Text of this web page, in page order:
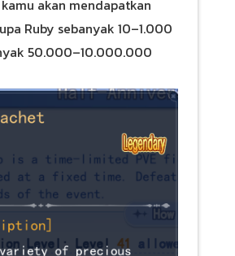
akan mendapatkan
Ruby sebanyak 10–1.000
50.000–10.000.000